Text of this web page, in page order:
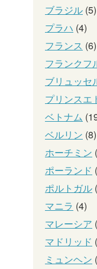
ブラジル (5)
プラハ (4)
フランス (6)
フランクフ
ブリュッセ
プリンスエ
ベトナム
ベルリン (8)
ホーチミン
ポーランド
ポルトガル
マニラ (4)
マレーシア
マドリッド
ミュンヘン